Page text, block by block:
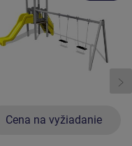
Cena na vyžiadanie